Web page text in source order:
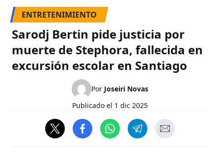
PODCAST
ENTRETENIMIENTO
Sarodj Bertin pide justicia por
muerte de Stephora, fallecida en
excursión escolar en Santiago
Por Joseiri Novas
Publicado el 1 dic 2025